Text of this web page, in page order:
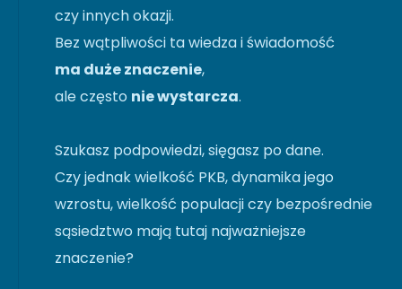
czy innych okazji.
Bez wątpliwości ta wiedza i świadomość
ma duże znaczenie,
ale często nie wystarcza.
Szukasz podpowiedzi, sięgasz po dane.
Czy jednak wielkość PKB, dynamika jego
wzrostu, wielkość populacji czy bezpośrednie
sąsiedztwo mają tutaj najważniejsze
znaczenie?